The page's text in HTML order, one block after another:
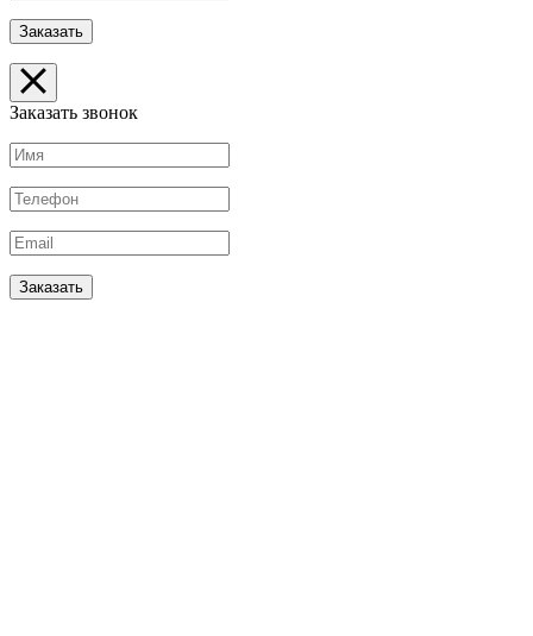
Заказать звонок